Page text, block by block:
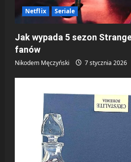
Netflix Seriale
Jak wypada 5 sezon
fanów
Nikodem Męczyński 7 stycznia 2026